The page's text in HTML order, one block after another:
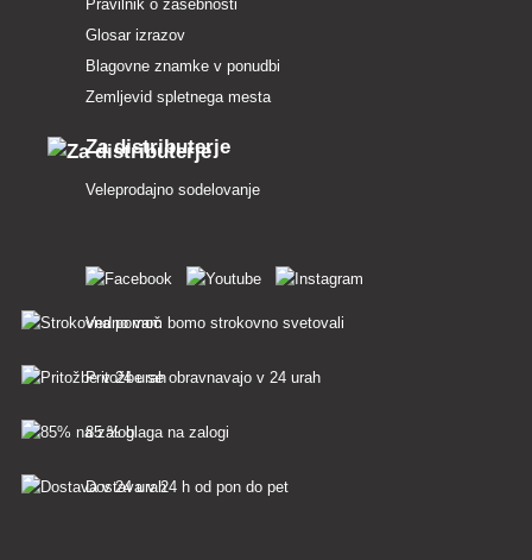
Pravilnik o zasebnosti
Glosar izrazov
Blagovne znamke v ponudbi
Zemljevid spletnega mesta
Za distributerje
Veleprodajno sodelovanje
Vedno vam bomo strokovno svetovali
Pritožbe se obravnavajo v 24 urah
85 % blaga na zalogi
Dostava v 24 h od pon do pet